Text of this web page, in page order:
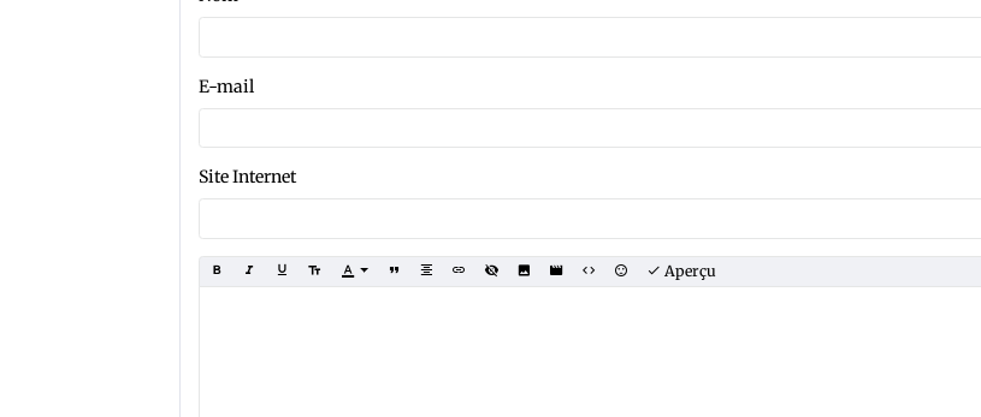
E-mail
Site Internet
Aperçu